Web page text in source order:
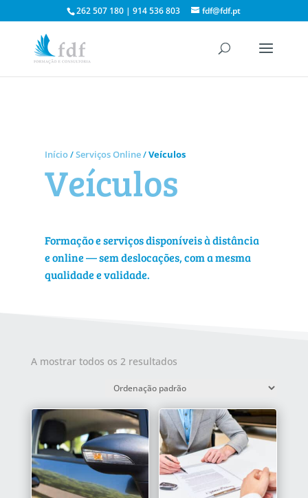
262 507 180 | 914 536 803 fdf@fdf.pt
Início/Serviços Online/Veículos
Veículos
Formação e serviços disponíveis à distância
e online — sem deslocações, com a mesma
qualidade e validade.
A mostrar todos os 2 resultados